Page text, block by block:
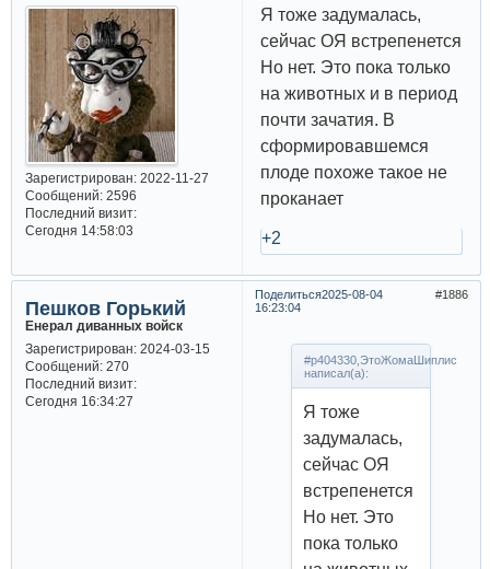
Зарегистрирован: 2022-11-27
Сообщений:2596
Последний визит:
Сегодня 14:58:03
Я тоже задумалась,
сейчас ОЯ встрепенется
Но нет. Это пока только
на животных и в период
почти зачатия. В
сформировавшемся
плоде похоже такое не
проканает
+2
Поделиться 1886
2025-08-04
16:23:04
Пешков Горький
Енерал диванных войск
Зарегистрирован: 2024-03-15
Сообщений:270
Последний визит:
Сегодня 16:34:27
#p404330,ЭтоЖомаШиплис
написал(а):
Я тоже
задумалась,
сейчас ОЯ
встрепенется
Но нет. Это
пока только